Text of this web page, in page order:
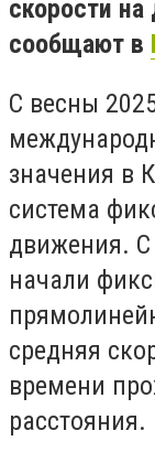
скорости на
сообщают в
С весны
значения в
система
движения.
начали
средняя
времени
расстояния.